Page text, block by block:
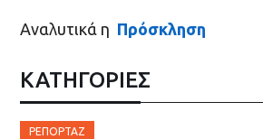
Αναλυτικά η Πρόσκληση
ΚΑΤΗΓΟΡΙΕΣ
ΡΕΠΟΡΤΆΖ